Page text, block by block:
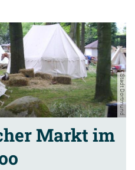
Stadt Dortmund
Markt im